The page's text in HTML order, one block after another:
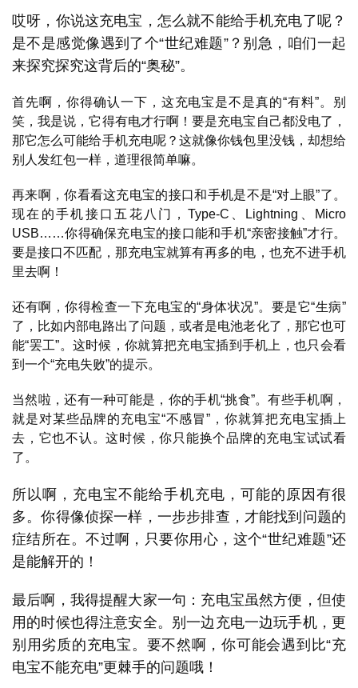
首
页
卡
百
科
诈
知
识
行
哎呀，你说这充电宝，怎么就不能给手机充电了呢？
是不是感觉像遇到了个“世纪难题”？别急，咱们一起
来探究探究这背后的“奥秘”。
首先啊，你得确认一下，这充电宝是不是真的“有料”。别
笑，我是说，它得有电才行啊！要是充电宝自己都没电了，
那它怎么可能给手机充电呢？这就像你钱包里没钱，却想给
别人发红包一样，道理很简单嘛。
再来啊，你看看这充电宝的接口和手机是不是“对上眼”了。
现在的手机接口五花八门，Type-C、Lightning、Micro
USB……你得确保充电宝的接口能和手机“亲密接触”才行。
要是接口不匹配，那充电宝就算有再多的电，也充不进手机
里去啊！
还有啊，你得检查一下充电宝的“身体状况”。要是它“生病”
了，比如内部电路出了问题，或者是电池老化了，那它也可
能“罢工”。这时候，你就算把充电宝插到手机上，也只会看
到一个“充电失败”的提示。
当然啦，还有一种可能是，你的手机“挑食”。有些手机啊，
就是对某些品牌的充电宝“不感冒”，你就算把充电宝插上
去，它也不认。这时候，你只能换个品牌的充电宝试试看
了。
所以啊，充电宝不能给手机充电，可能的原因有很
多。你得像侦探一样，一步步排查，才能找到问题的
症结所在。不过啊，只要你用心，这个“世纪难题”还
是能解开的！
最后啊，我得提醒大家一句：充电宝虽然方便，但使
用的时候也得注意安全。别一边充电一边玩手机，更
别用劣质的充电宝。要不然啊，你可能会遇到比“充
电宝不能充电”更棘手的问题哦！